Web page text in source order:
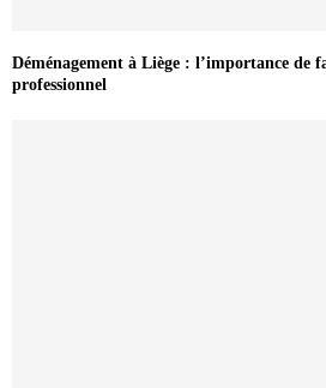
Déménagement à Liège : l’importance de
professionnel